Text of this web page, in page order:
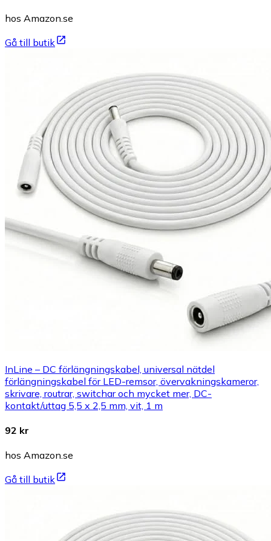
hos Amazon.se
Gå till butik
InLine – DC förlängningskabel, universal nätdel
förlängningskabel för LED-remsor, övervakningskameror,
skrivare, routrar, switchar och mycket mer, DC-
kontakt/uttag 5,5 x 2,5 mm, vit, 1 m
92 kr
hos Amazon.se
Gå till butik